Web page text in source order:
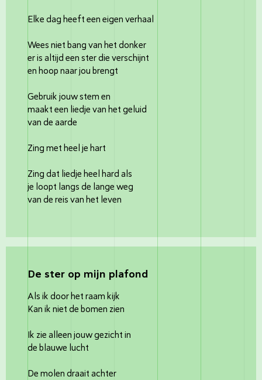
Elke dag heeft een eigen verhaal
Wees niet bang van het donker
er is altijd een ster die verschijnt
en hoop naar jou brengt
Gebruik jouw stem en
maakt een liedje van het geluid
van de aarde
Zing met heel je hart
Zing dat liedje heel hard als
je loopt langs de lange weg
van de reis van het leven
De ster op mijn plafond
Als ik door het raam kijk
Kan ik niet de bomen zien
Ik zie alleen jouw gezicht in
de blauwe lucht
De molen draait achter